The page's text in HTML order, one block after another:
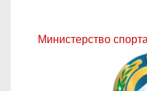
Министерство